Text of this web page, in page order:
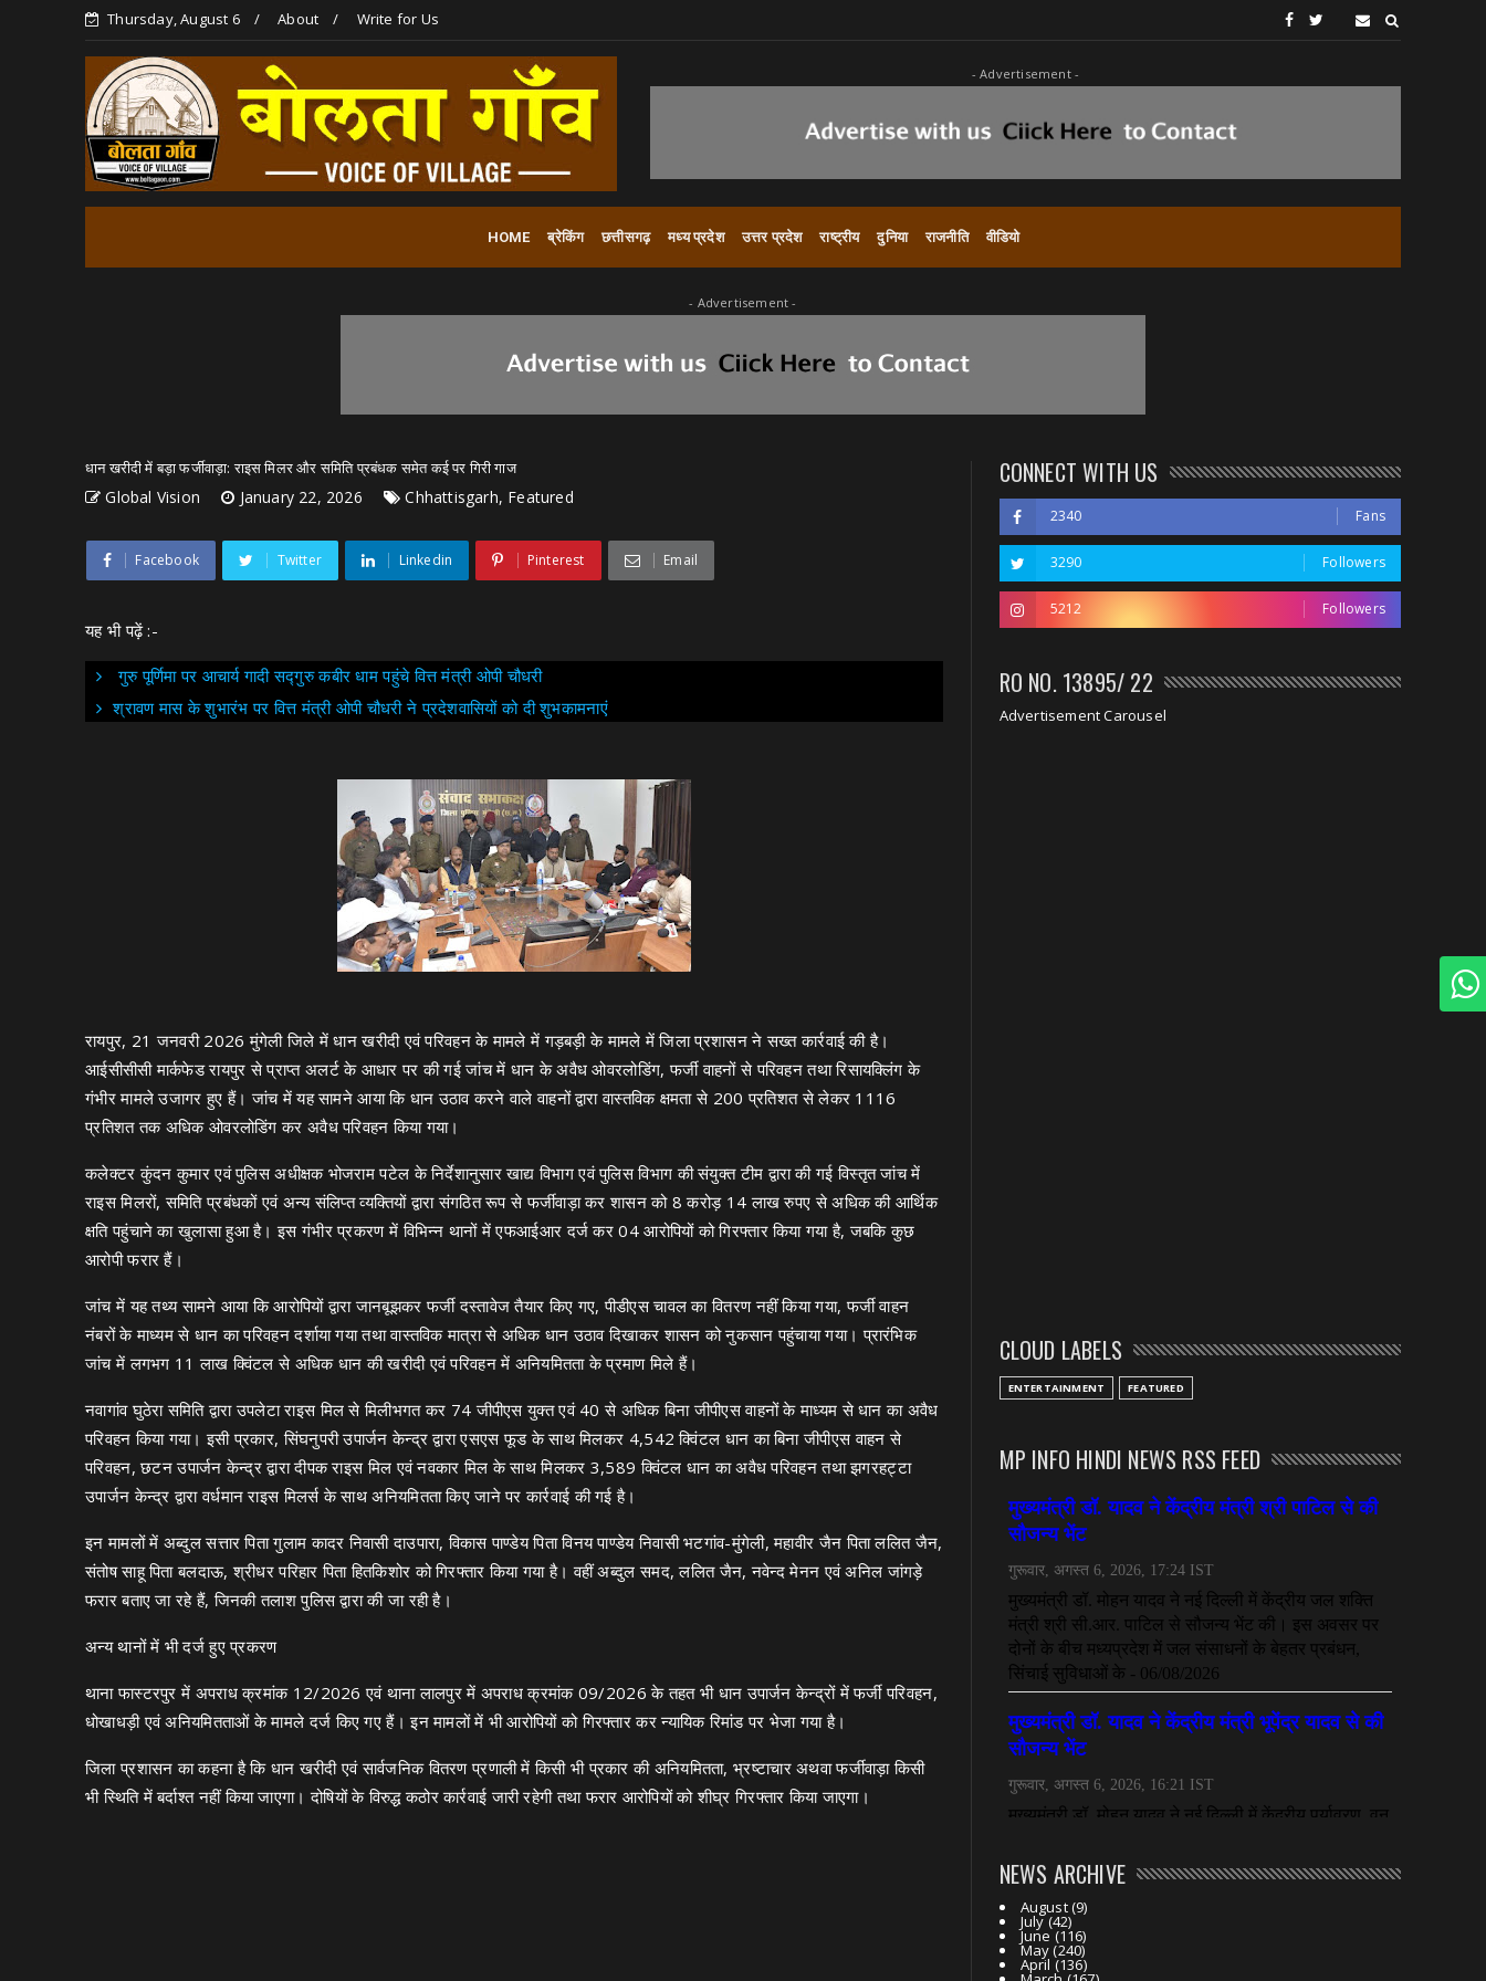
Thursday, August 6 About Write for Us
- Advertisement -
HOME ब्रेकिंग छत्तीसगढ़ मध्य प्रदेश उत्तर प्रदेश राष्ट्रीय दुनिया राजनीति वीडियो
- Advertisement -
धान खरीदी में बड़ा फर्जीवाड़ा: राइस मिलर और समिति प्रबंधक समेत कई पर गिरी गाज
Global Vision January 22, 2026 Chhattisgarh, Featured
Facebook Twitter Linkedin Pinterest Email
यह भी पढ़ें :-
गुरु पूर्णिमा पर आचार्य गादी सद्गुरु कबीर धाम पहुंचे वित्त मंत्री ओपी चौधरी
श्रावण मास के शुभारंभ पर वित्त मंत्री ओपी चौधरी ने प्रदेशवासियों को दी शुभकामनाएं
रायपुर, 21 जनवरी 2026 मुंगेली जिले में धान खरीदी एवं परिवहन के मामले में गड़बड़ी के मामले में जिला प्रशासन ने सख्त कार्रवाई की है।
आईसीसीसी मार्कफेड रायपुर से प्राप्त अलर्ट के आधार पर की गई जांच में धान के अवैध ओवरलोडिंग, फर्जी वाहनों से परिवहन तथा रिसायक्लिंग के
गंभीर मामले उजागर हुए हैं। जांच में यह सामने आया कि धान उठाव करने वाले वाहनों द्वारा वास्तविक क्षमता से 200 प्रतिशत से लेकर 1116
प्रतिशत तक अधिक ओवरलोडिंग कर अवैध परिवहन किया गया।
कलेक्टर कुंदन कुमार एवं पुलिस अधीक्षक भोजराम पटेल के निर्देशानुसार खाद्य विभाग एवं पुलिस विभाग की संयुक्त टीम द्वारा की गई विस्तृत जांच में
राइस मिलरों, समिति प्रबंधकों एवं अन्य संलिप्त व्यक्तियों द्वारा संगठित रूप से फर्जीवाड़ा कर शासन को 8 करोड़ 14 लाख रुपए से अधिक की आर्थिक
क्षति पहुंचाने का खुलासा हुआ है। इस गंभीर प्रकरण में विभिन्न थानों में एफआईआर दर्ज कर 04 आरोपियों को गिरफ्तार किया गया है, जबकि कुछ
आरोपी फरार हैं।
जांच में यह तथ्य सामने आया कि आरोपियों द्वारा जानबूझकर फर्जी दस्तावेज तैयार किए गए, पीडीएस चावल का वितरण नहीं किया गया, फर्जी वाहन
नंबरों के माध्यम से धान का परिवहन दर्शाया गया तथा वास्तविक मात्रा से अधिक धान उठाव दिखाकर शासन को नुकसान पहुंचाया गया। प्रारंभिक
जांच में लगभग 11 लाख क्विंटल से अधिक धान की खरीदी एवं परिवहन में अनियमितता के प्रमाण मिले हैं।
नवागांव घुठेरा समिति द्वारा उपलेटा राइस मिल से मिलीभगत कर 74 जीपीएस युक्त एवं 40 से अधिक बिना जीपीएस वाहनों के माध्यम से धान का अवैध
परिवहन किया गया। इसी प्रकार, सिंघनुपरी उपार्जन केन्द्र द्वारा एसएस फूड के साथ मिलकर 4,542 क्विंटल धान का बिना जीपीएस वाहन से
परिवहन, छटन उपार्जन केन्द्र द्वारा दीपक राइस मिल एवं नवकार मिल के साथ मिलकर 3,589 क्विंटल धान का अवैध परिवहन तथा झगरहट्टा
उपार्जन केन्द्र द्वारा वर्धमान राइस मिलर्स के साथ अनियमितता किए जाने पर कार्रवाई की गई है।
इन मामलों में अब्दुल सत्तार पिता गुलाम कादर निवासी दाउपारा, विकास पाण्डेय पिता विनय पाण्डेय निवासी भटगांव-मुंगेली, महावीर जैन पिता ललित जैन,
संतोष साहू पिता बलदाऊ, श्रीधर परिहार पिता हितकिशोर को गिरफ्तार किया गया है। वहीं अब्दुल समद, ललित जैन, नवेन्द मेनन एवं अनिल जांगड़े
फरार बताए जा रहे हैं, जिनकी तलाश पुलिस द्वारा की जा रही है।
अन्य थानों में भी दर्ज हुए प्रकरण
थाना फास्टरपुर में अपराध क्रमांक 12/2026 एवं थाना लालपुर में अपराध क्रमांक 09/2026 के तहत भी धान उपार्जन केन्द्रों में फर्जी परिवहन,
धोखाधड़ी एवं अनियमितताओं के मामले दर्ज किए गए हैं। इन मामलों में भी आरोपियों को गिरफ्तार कर न्यायिक रिमांड पर भेजा गया है।
जिला प्रशासन का कहना है कि धान खरीदी एवं सार्वजनिक वितरण प्रणाली में किसी भी प्रकार की अनियमितता, भ्रष्टाचार अथवा फर्जीवाड़ा किसी
भी स्थिति में बर्दाश्त नहीं किया जाएगा। दोषियों के विरुद्ध कठोर कार्रवाई जारी रहेगी तथा फरार आरोपियों को शीघ्र गिरफ्तार किया जाएगा।
CONNECT WITH US
2340 Fans
3290 Followers
5212 Followers
RO NO. 13895/ 22
Advertisement Carousel
CLOUD LABELS
ENTERTAINMENT FEATURED
MP INFO HINDI NEWS RSS FEED
NEWS ARCHIVE
August(9)
July(42)
June(116)
May(240)
April (136)